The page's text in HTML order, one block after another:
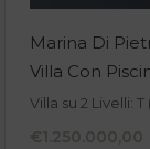
Marina Di
Villa Con
Villa su 2 Livelli:
€1.250.000,00